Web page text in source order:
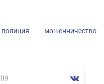
полиция мошенничество